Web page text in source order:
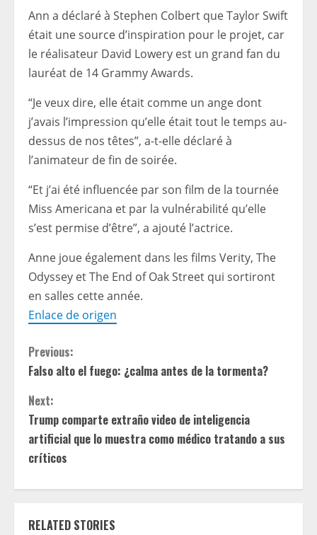
Ann a déclaré à Stephen Colbert que Taylor Swift
était une source d’inspiration pour le projet, car
le réalisateur David Lowery est un grand fan du
lauréat de 14 Grammy Awards.
“Je veux dire, elle était comme un ange dont
j’avais l’impression qu’elle était tout le temps au-
dessus de nos têtes”, a-t-elle déclaré à
l’animateur de fin de soirée.
“Et j’ai été influencée par son film de la tournée
Miss Americana et par la vulnérabilité qu’elle
s’est permise d’être”, a ajouté l’actrice.
Anne joue également dans les films Verity, The
Odyssey et The End of Oak Street qui sortiront
en salles cette année.
Enlace de origen
C
o
n
t
Previous:
Falso alto el fuego: ¿calma antes de la tormenta?
Next:
Trump comparte extraño video de inteligencia
artificial que lo muestra como médico tratando a sus
críticos
RELATED STORIES